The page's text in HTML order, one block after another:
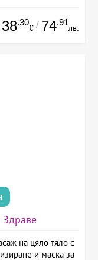
38.30
€ / 74.91
лв.
Здраве
на цяло тяло с
и маска за